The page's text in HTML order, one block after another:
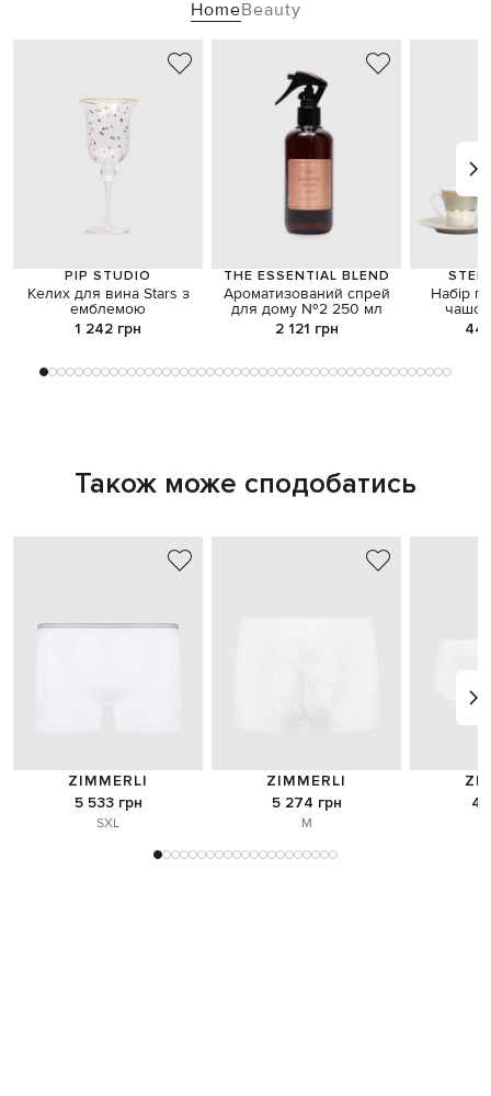
HomeBeauty
PIP STUDIO
Келих для вина Stars з
емблемою
1 242 грн
THE ESSENTIAL BLEND
Ароматизований спрей
для дому №2 250 мл
2 121 грн
Набір
44
Також може сподобатись
ZIMMERLI
5 533 грн
SXL
ZIMMERLI
5 274 грн
M
4